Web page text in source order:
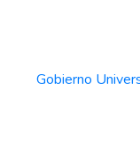
Gobierno